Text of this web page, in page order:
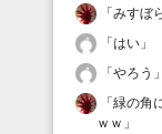
「みすぼ
「はい 」
「やろう 」
「緑の角
ｗｗ 」